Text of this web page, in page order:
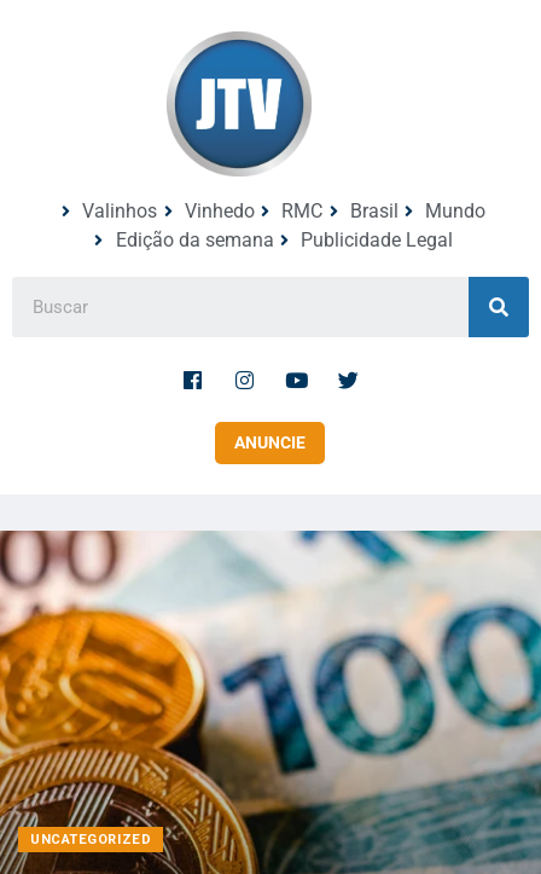
Valinhos Vinhedo RMC Brasil
Mundo
Edição da semana
Publicidade Legal
ANUNCIE
UNCATEGORIZED